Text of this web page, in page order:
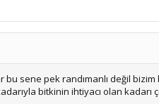
bu sene pek randımanlı değil
bitkinin ihtiyacı olan